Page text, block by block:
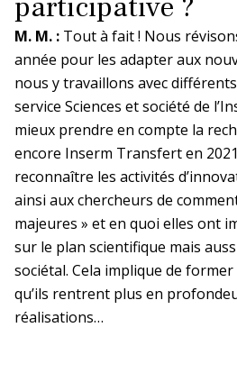
Décisions
Décisions
l’Inserm
Décisions
2009
Paca et Corse
En brefLa DR
En pratique
La
Paris-IDF Centre
Inserm-Japan
of Science
pour un
2027
Inserm-
Technology
Programmes
Appels Inserm/
Dispositif
projet
Cadre éthique
Conduire un
à des fins
Groupe
ressources
M. M. : Tout à fait ! Nous
année pour les adapter aux
nous y travaillons avec
service Sciences et société de
mieux prendre en compte la
encore Inserm Transfert en
reconnaître les activités
ainsi aux chercheurs de
majeures » et en quoi elles ont
sur le plan scientifique mais
sociétal. Cela implique de
qu’ils rentrent plus en
réalisations…